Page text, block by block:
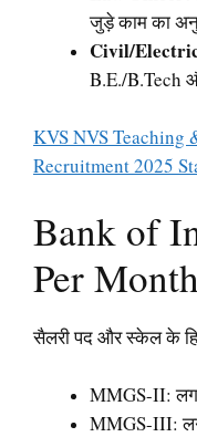
जुड़े काम का
Civil/
B.E./B.Tech
KVS NVS Teaching
Recruitment 2025
Bank of
Per Month
सैलरी पद और स्केल के
MMGS-II:
MMGS-III: